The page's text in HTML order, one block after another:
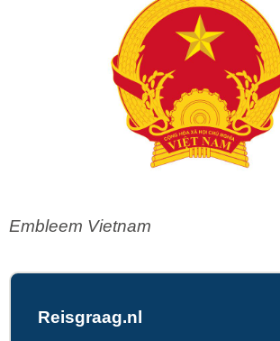
Embleem Vietnam
Reisgraag.nl